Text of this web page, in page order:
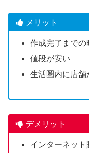
メリット
作成完了までの
値段が安い
生活圏内に店
デメリット
インターネッ